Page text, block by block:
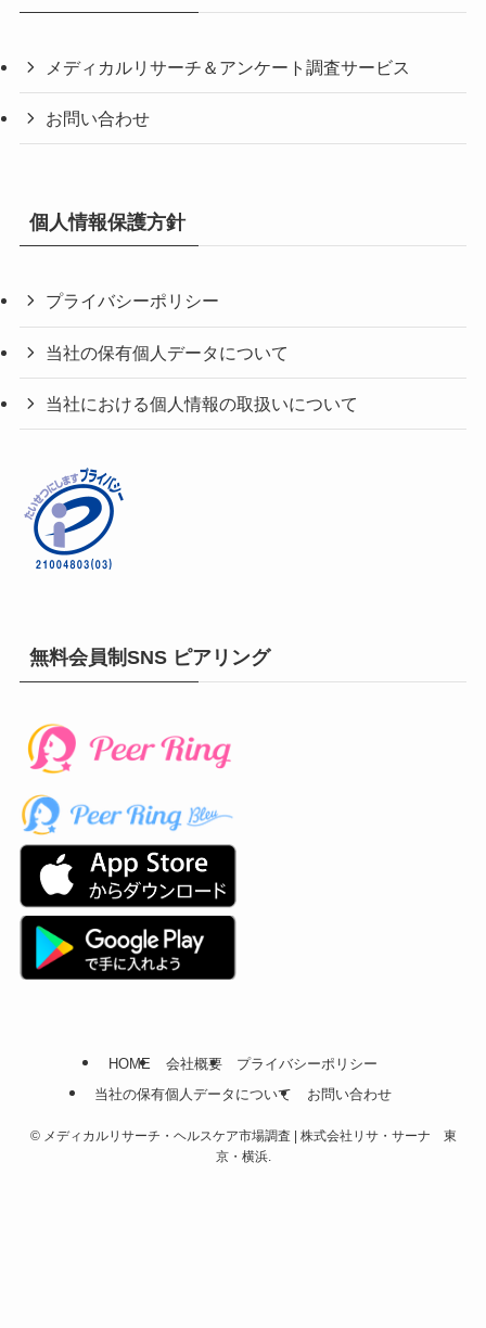
メディカルリサーチ＆アンケート調査サービス
お問い合わせ
個人情報保護方針
プライバシーポリシー
当社の保有個人データについて
当社における個人情報の取扱いについて
無料会員制SNS ピアリング
HOME 会社概要
プライバシーポリシー
当社の保有個人データについて
お問い合わせ
©メディカルリサーチ・ヘルスケア市場調査 | 株式会社リサ・サーナ 東
京・横浜.